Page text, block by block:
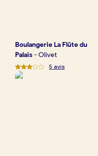
Boulangerie La Flûte du
Palais-Olivet
5 avis